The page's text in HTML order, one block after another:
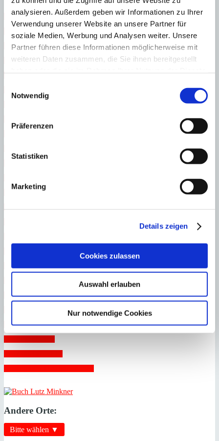
analysieren. Außerdem geben wir Informationen zu Ihrer
Verwendung unserer Website an unsere Partner für
soziale Medien, Werbung und Analysen weiter. Unsere
Partner führen diese Informationen möglicherweise mit
weiteren Daten zusammen, die Sie ihnen bereitgestellt
Notwendig
Präferenzen
Statistiken
Marketing
Details zeigen
Cookies zulassen
Auswahl erlauben
Nur notwendige Cookies
Bauen auf Mallorca
Bewohnbarkeitsbescheinigung
Decenal-Versicherung Neubau
Due Diligence
Energiezertifikat
Kauf durch Minderjährige
Mieten Gewerbe-Immobilien
Nießbrauch
Schenkung von Immobilien
Steuern
Unterverbriefung
Verträge
Andere Orte:
Bitte wählen ▼